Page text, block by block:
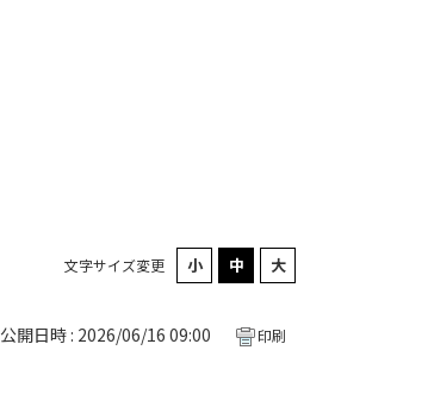
文字サイズ変更
公開日時 : 2026/06/16 09:00 印刷